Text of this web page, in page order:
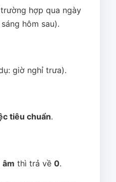
hợp qua ngày
hôm sau).
giờ nghỉ trưa).
tiêu chuẩn.
âm thì trả về 0.